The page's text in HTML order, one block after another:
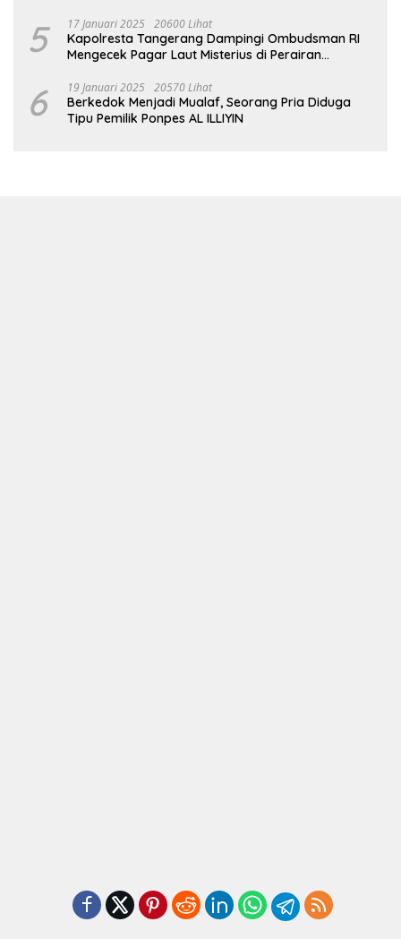
5 17 Januari 2025 20600 Lihat
Kapolresta Tangerang Dampingi Ombudsman RI
Mengecek Pagar Laut Misterius di Perairan
6 19 Januari 2025 20570 Lihat
Berkedok Menjadi Mualaf, Seorang Pria Diduga
Tipu Pemilik Ponpes AL ILLIYIN